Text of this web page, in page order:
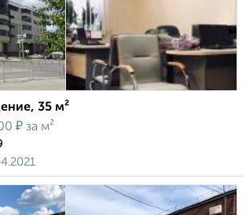
35 м²
₽ за м²